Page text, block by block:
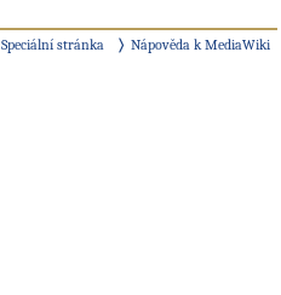
Speciální stránka Nápověda k MediaWiki